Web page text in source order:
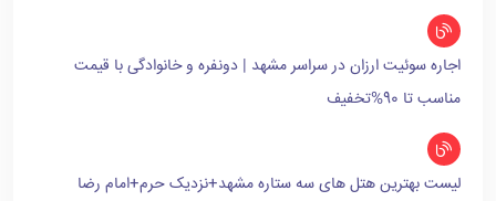
اجاره سوئیت ارزان در سراسر مشهد | دونفره و خانوادگی با قیمت
مناسب تا 90%تخفیف
لیست بهترین هتل های سه ستاره مشهد+نزدیک حرم+امام رضا